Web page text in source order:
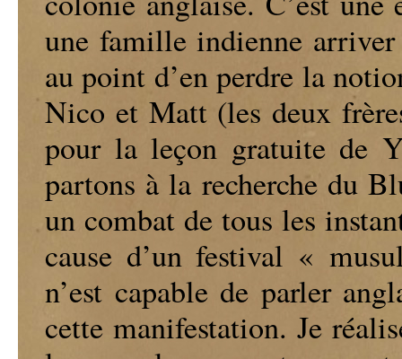
une famille indienne
au point d’en perdre la
Nico et Matt (les deux
pour la leçon gratuite de
partons à la recherche du
un combat de tous les
cause d’un festival «
n’est capable de parler
cette manifestation. Je